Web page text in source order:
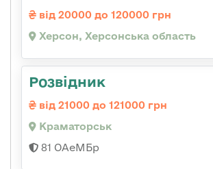
від 20000 до 120000 грн
Херсон, Херсонська область
Розвідник
від 21000 до 121000 грн
Краматорськ
81 ОАеМБр